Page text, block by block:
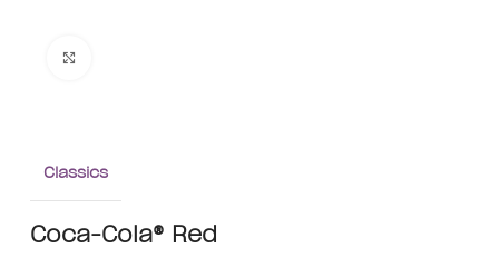
Classics
Coca-Cola® Red